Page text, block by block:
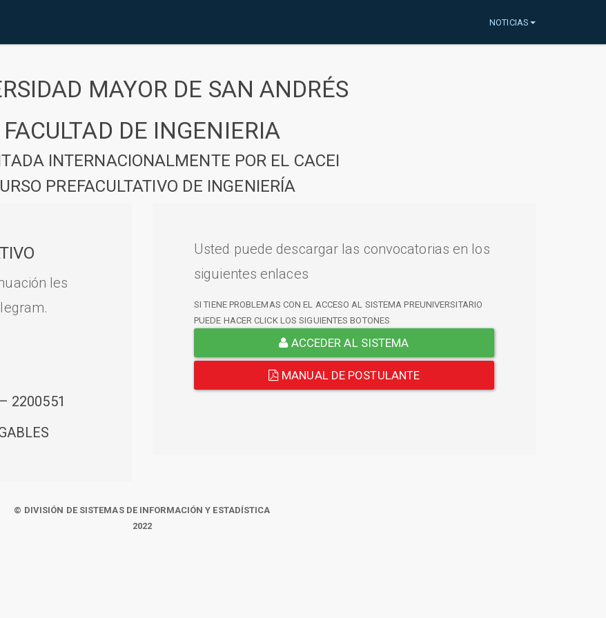
NOTICIAS
MAYOR DE SAN ANDRÉS
FACULTAD DE INGENIERIA
INTERNACIONALMENTE POR EL CACEI
PREFACULTATIVO DE INGENIERÍA
les
2200551
Usted puede descargar las convocatorias en los
siguientes enlaces
SI TIENE PROBLEMAS CON EL ACCESO AL SISTEMA PREUNIVERSITARIO
PUEDE HACER CLICK LOS SIGUIENTES BOTONES
ACCEDER AL SISTEMA
MANUAL DE POSTULANTE
© DIVISIÓN DE SISTEMAS DE INFORMACIÓN Y ESTADÍSTICA
2022